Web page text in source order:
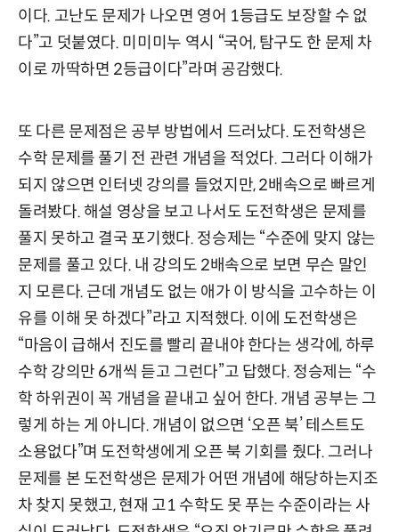
이다. 고난도 문제가 나오면 영어 1등급도 보장할 수 없
다”고 덧붙였다. 미미미누 역시 “국어, 탐구도 한 문제 차
이로 까딱하면 2등급이다”라며 공감했다.
또 다른 문제점은 공부 방법에서 드러났다. 도전학생은
수학 문제를 풀기 전 관련 개념을 적었다. 그러다 이해가
되지 않으면 인터넷 강의를 들었지만, 2배속으로 빠르게
돌려봤다. 해설 영상을 보고 나서도 도전학생은 문제를
풀지 못하고 결국 포기했다. 정승제는 “수준에 맞지 않는
문제를 풀고 있다. 내 강의도 2배속으로 보면 무슨 말인
지 모른다. 근데 개념도 없는 애가 이 방식을 고수하는 이
유를 이해 못 하겠다”라고 지적했다. 이에 도전학생은
“마음이 급해서 진도를 빨리 끝내야 한다는 생각에, 하루
수학 강의만 6개씩 듣고 그런다”고 답했다. 정승제는 “수
학 하위권이 꼭 개념을 끝내고 싶어 한다. 개념 공부는 그
렇게 하는 게 아니다. 개념이 없으면 ‘오픈 북’ 테스트도
소용없다”며 도전학생에게 오픈 북 기회를 줬다. 그러나
문제를 본 도전학생은 문제가 어떤 개념에 해당하는지조
차 찾지 못했고, 현재 고1 수학도 못 푸는 수준이라는 사